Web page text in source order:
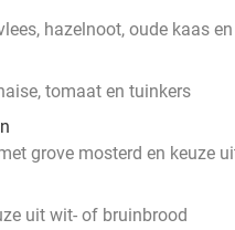
hazelnoot, oude kaas
tomaat en tuinkers
grove mosterd en keuze
uit wit- of bruinbrood